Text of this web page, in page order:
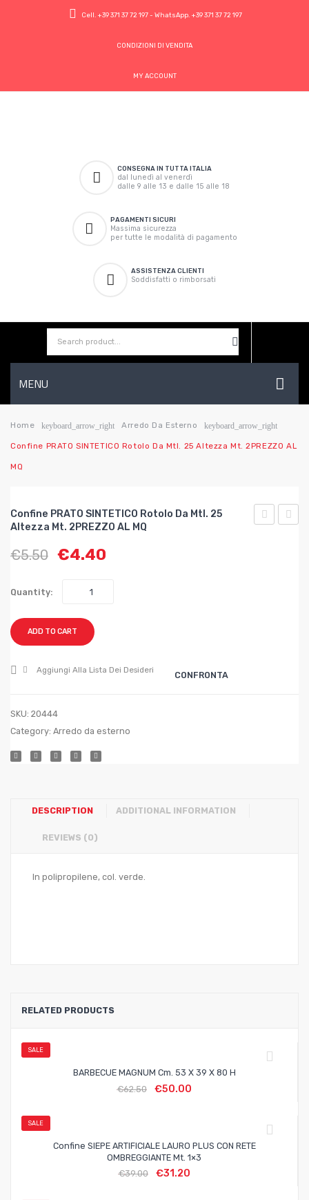
Cell. +39 371 37 72 197- WhatsApp. +39 371 37 72 197
CONDIZIONI DI VENDITA
MY ACCOUNT
CONSEGNA IN TUTTA ITALIA
dal lunedì al venerdì
dalle 9 alle 13 e dalle 15 alle 18
PAGAMENTI SICURI
Massima sicurezza
per tutte le modalità di pagamento
ASSISTENZA CLIENTI
Soddisfatti o rimborsati
MENU
HOME
AZIENDA
WISHLIST
Home keyboard_arrow_right Arredo Da Esterno keyboard_arrow_right
Confine PRATO SINTETICO Rotolo Da Mtl. 25 Altezza Mt. 2PREZZO AL
MQ
Confine PRATO SINTETICO Rotolo Da Mtl. 25
Altezza Mt. 2PREZZO AL MQ
€5.50 €4.40
Quantity:
ADD TO CART
Aggiungi Alla Lista Dei Desideri CONFRONTA
SKU: 20444
Category: Arredo da esterno
DESCRIPTION ADDITIONAL INFORMATION
REVIEWS (0)
In polipropilene, col. verde.
RELATED PRODUCTS
SALE
BARBECUE MAGNUM Cm. 53 X 39 X 80 H
€62.50 €50.00
SALE
Confine SIEPE ARTIFICIALE LAURO PLUS CON RETE
OMBREGGIANTE Mt. 1×3
€39.00 €31.20